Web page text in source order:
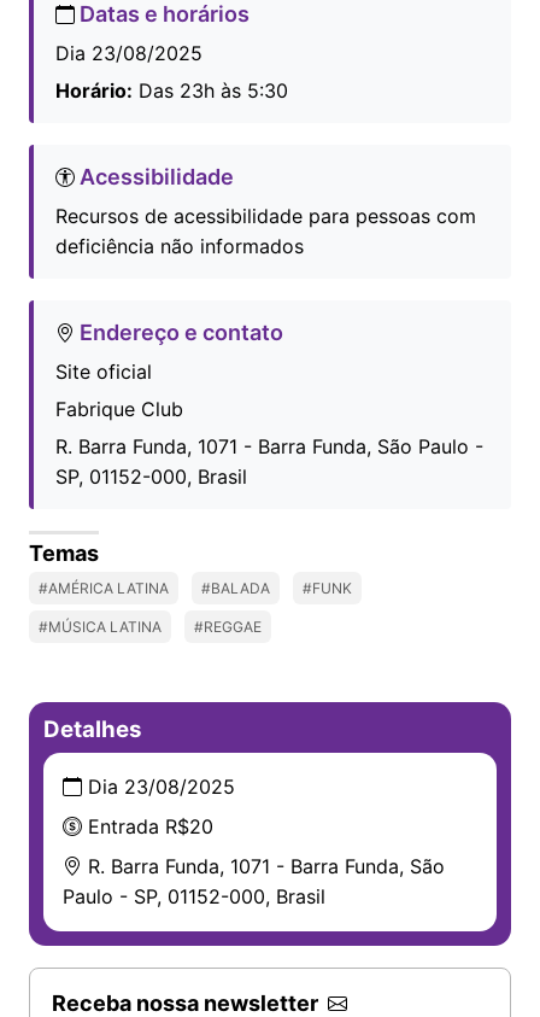
Datas e horários
Dia 23/08/2025
Horário: Das 23h às 5:30
Acessibilidade
Recursos de acessibilidade para pessoas com
deficiência não informados
Endereço e contato
Site oficial
Fabrique Club
R. Barra Funda, 1071 - Barra Funda, São Paulo -
SP, 01152-000, Brasil
Temas
#AMÉRICA LATINA #BALADA #FUNK
#MÚSICA LATINA #REGGAE
Detalhes
Dia 23/08/2025
Entrada R$20
R. Barra Funda, 1071 - Barra Funda, São
Paulo - SP, 01152-000, Brasil
Receba nossa newsletter